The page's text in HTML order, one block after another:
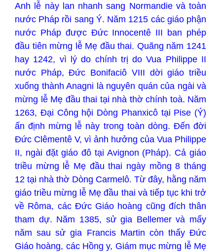
Anh lễ này lan nhanh sang Normandie và toàn
nước Pháp rồi sang Ý. Năm 1215 các giáo phận
nước Pháp được Đức Innocentê III ban phép
đầu tiên mừng lễ Mẹ đầu thai. Quãng năm 1241
hay 1242, vì lý do chính trị do Vua Philippe II
nước Pháp, Đức Bonifaciô VIII dời giáo triều
xuống thành Anagni là nguyên quán của ngài và
mừng lễ Mẹ đầu thai tại nhà thờ chính toà. Năm
1263, Đại Công hội Dòng Phanxicô tại Pise (Ý)
ấn định mừng lễ này trong toàn dòng. Đến đời
Đức Clêmentê V, vì ảnh hưởng của Vua Philippe
II, ngài đặt giáo đô tại Avignon (Pháp). Cả giáo
triều mừng lễ Mẹ đầu thai ngày mồng 8 tháng
12 tại nhà thờ Dòng Carmelô. Từ đây, hằng năm
giáo triều mừng lễ Mẹ đầu thai và tiếp tục khi trở
về Rôma, các Đức Giáo hoàng cũng đích thân
tham dự. Năm 1385, sử gia Bellemer và mấy
năm sau sử gia Francis Martin còn thấy Đức
Giáo hoàng, các Hồng y, Giám mục mừng lễ Mẹ